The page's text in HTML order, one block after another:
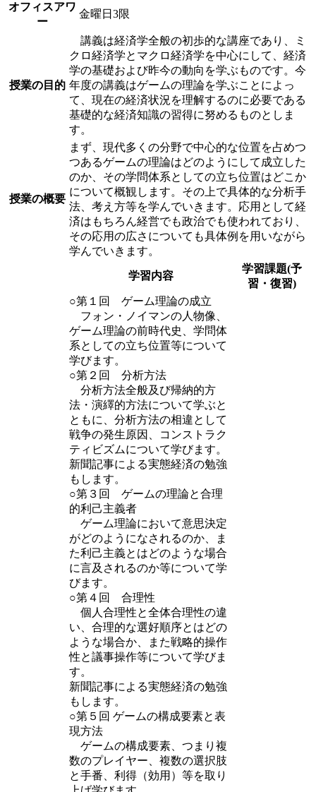
オフィスアワ
ー
金曜日3限
授業の目的
講義は経済学全般の初歩的な講座であり、ミ
クロ経済学とマクロ経済学を中心にして、経済
学の基礎および昨今の動向を学ぶものです。今
年度の講義はゲームの理論を学ぶことによっ
て、現在の経済状況を理解するのに必要である
基礎的な経済知識の習得に努めるものとしま
す。
授業の概要
まず、現代多くの分野で中心的な位置を占めつ
つあるゲームの理論はどのようにして成立した
のか、その学問体系としての立ち位置はどこか
について概観します。その上で具体的な分析手
法、考え方等を学んでいきます。応用として経
済はもちろん経営でも政治でも使われており、
その応用の広さについても具体例を用いながら
学んでいきます。
学習内容
学習課題(予
習・復習)
○第１回 ゲーム理論の成立
フォン・ノイマンの人物像、
ゲーム理論の前時代史、学問体
系としての立ち位置等について
学びます。
○第２回 分析方法
分析方法全般及び帰納的方
法・演繹的方法について学ぶと
ともに、分析方法の相違として
戦争の発生原因、コンストラク
ティビズムについて学びます。
新聞記事による実態経済の勉強
もします。
○第３回 ゲームの理論と合理
的利己主義者
ゲーム理論において意思決定
がどのようになされるのか、ま
た利己主義とはどのような場合
に言及されるのか等について学
びます。
○第４回 合理性
個人合理性と全体合理性の違
い、合理的な選好順序とはどの
ような場合か、また戦略的操作
性と議事操作等について学びま
す。
新聞記事による実態経済の勉強
もします。
○第５回 ゲームの構成要素と表
現方法
ゲームの構成要素、つまり複
数のプレイヤー、複数の選択肢
と手番、利得（効用）等を取り